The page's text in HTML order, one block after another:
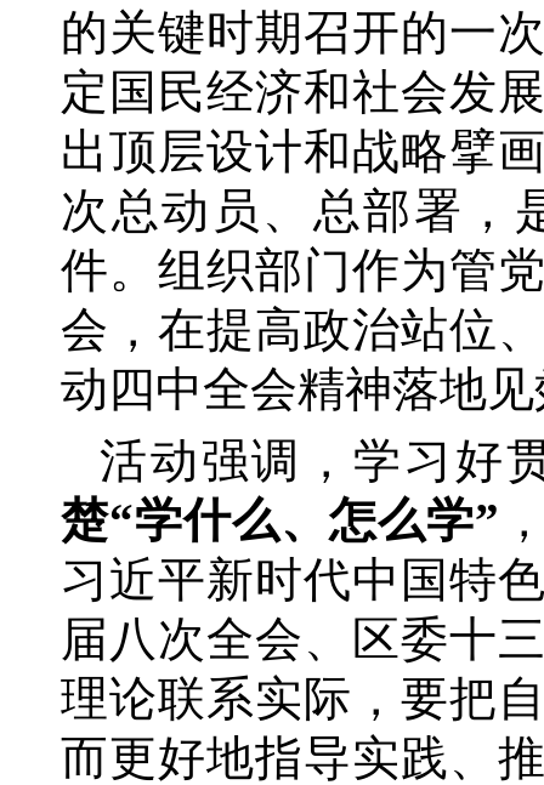
的关键时期召开的一
定国民经济和社会发
出顶层设计和战略擘
次总动员、总部署，
件。组织部门作为管
会，在提高政治站位
动四中全会精神落地
活动强调，学习好
楚“学什么、怎么学”
习近平新时代中国特
届八次全会、区委十
理论联系实际，要把
而更好地指导实践、